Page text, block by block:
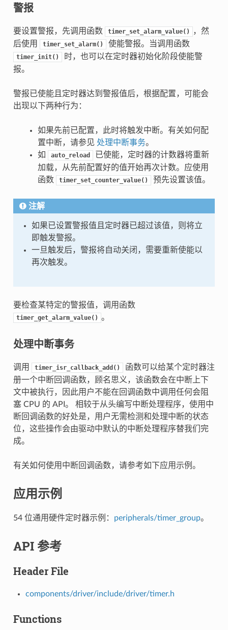
警报
要设置警报，先调用函数 timer_set_alarm_value()
，然
后使用
timer_set_alarm() 使能警报。当调用函数
timer_init()
时，也可以在定时器初始化阶段使能警
报。
警报已使能且定时器达到警报值后，根据配置，可能会
出现以下两种行为：
如果先前已配置，此时将触发中断。有关如何配
置中断，请参见 处理中断事务。
如
auto_reload
已使能，定时器的计数器将重新
加载，从先前配置好的值开始再次计数。应使用
函数
timer_set_counter_value() 预先设置该值。
注解
如果已设置警报值且定时器已超过该值，则将立
即触发警报。
一旦触发后，警报将自动关闭，需要重新使能以
再次触发。
要检查某特定的警报值，调用函数
timer_get_alarm_value() 。
处理中断事务
调用 timer_isr_callback_add()
函数可以给某个定时器注
册一个中断回调函数，顾名思义，该函数会在中断上下
文中被执行，因此用户不能在回调函数中调用任何会阻
塞 CPU 的 API。 相较于从头编写中断处理程序，使用中
断回调函数的好处是，用户无需检测和处理中断的状态
位，这些操作会由驱动中默认的中断处理程序替我们完
成。
有关如何使用中断回调函数，请参考如下应用示例。
应用示例
54 位通用硬件定时器示例： peripherals/timer_group。
API 参考
Header File
components/driver/include/driver/timer.h
Functions